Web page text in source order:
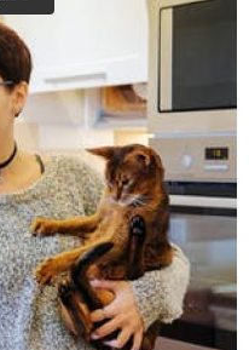
دليلك الشامل في تطعيمات
عنها عند شراء الكلاب؟ يجب
الشعبية وغيرها من الأماكن
المصادر المجهولة ولكن